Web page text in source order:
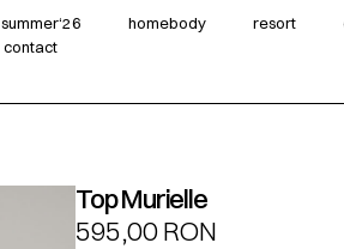
summer‘26 homebody resort
contact
Top Murielle
595,00RON